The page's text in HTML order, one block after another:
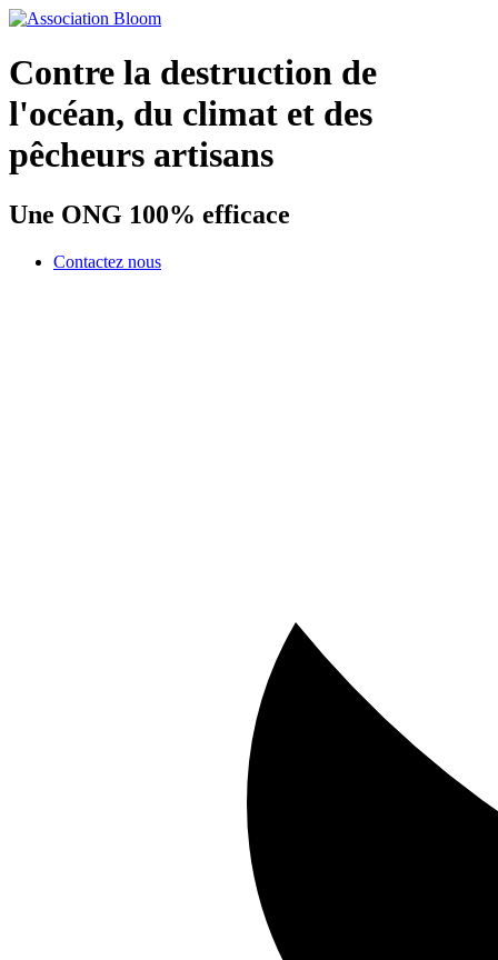
Contre la destruction de
l'océan, du climat et des
pêcheurs artisans
Une ONG 100% efficace
Contactez nous